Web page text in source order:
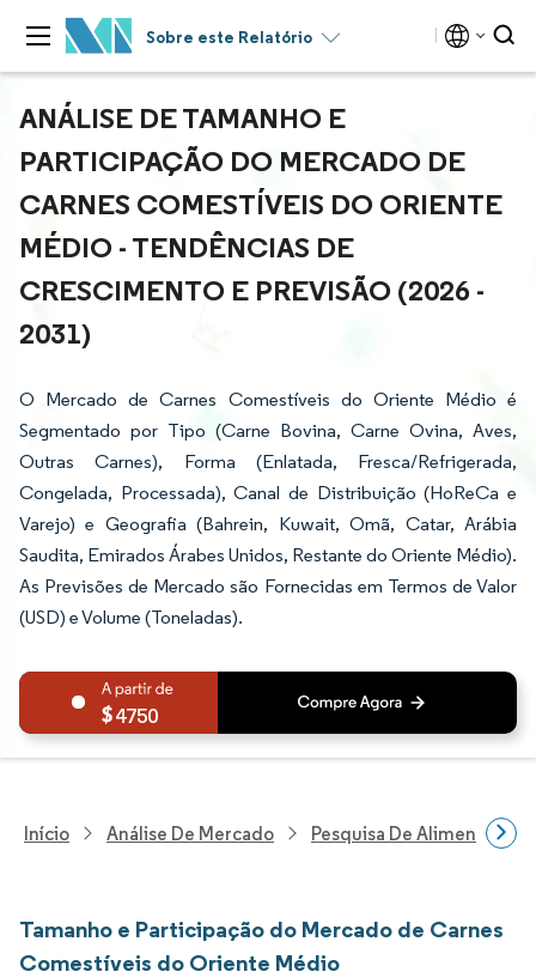
Sobre este Relatório
ANÁLISE DE TAMANHO E
PARTICIPAÇÃO DO MERCADO DE
CARNES COMESTÍVEIS DO ORIENTE
MÉDIO - TENDÊNCIAS DE
CRESCIMENTO E PREVISÃO (2026 -
2031)
O Mercado de Carnes Comestíveis do Oriente Médio é
Segmentado por Tipo (Carne Bovina, Carne Ovina, Aves,
Outras Carnes), Forma (Enlatada, Fresca/Refrigerada,
Congelada, Processada), Canal de Distribuição (HoReCa e
Varejo) e Geografia (Bahrein, Kuwait, Omã, Catar, Arábia
Saudita, Emirados Árabes Unidos, Restante do Oriente Médio).
As Previsões de Mercado são Fornecidas em Termos de Valor
(USD) e Volume (Toneladas).
4750
Início Análise De Mercado Pesquisa De Alimentos E
Tamanho e Participação do Mercado de Carnes
Comestíveis do Oriente Médio